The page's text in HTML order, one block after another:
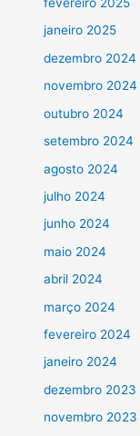
janeiro 2025
dezembro 2024
novembro 2024
outubro 2024
setembro 2024
agosto 2024
julho 2024
junho 2024
maio 2024
abril 2024
março 2024
fevereiro 2024
janeiro 2024
dezembro 2023
novembro 2023